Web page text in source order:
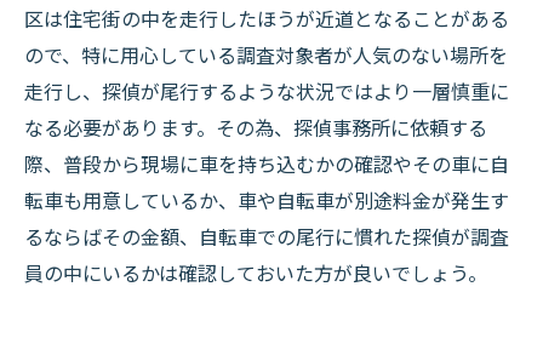
区は住宅街の中を走行したほうが近道となることがある
ので、特に用心している調査対象者が人気のない場所を
走行し、探偵が尾行するような状況ではより一層慎重に
なる必要があります。その為、探偵事務所に依頼する
際、普段から現場に車を持ち込むかの確認やその車に自
転車も用意しているか、車や自転車が別途料金が発生す
るならばその金額、自転車での尾行に慣れた探偵が調査
員の中にいるかは確認しておいた方が良いでしょう。